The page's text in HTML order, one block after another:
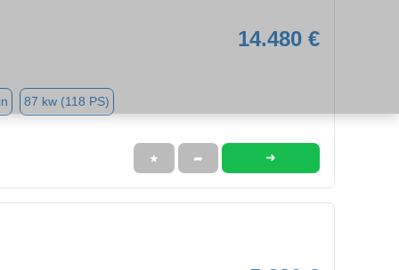
14.480 €
87 kw (118 PS)
★ ➦ ➜